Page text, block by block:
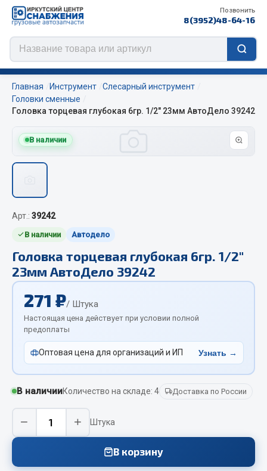
Позвонить
8(3952)48-64-16
Цепи противоскольжения
ЦЕПИ РОССИЯ
Изготовление цепей на колеса BOHU
Весь раздел
Отопители салона, подогреватели
Автономные воздушные отопители
Жидкостные подогреватели
Отопители салона
Подогреватели тосола
Весь раздел
Главная Инструмент
Слесарный инструмент
Головки сменные
Головка торцевая глубокая 6гр. 1/2" 23мм АвтоДело 39242
В наличии
Арт.: 39242
В наличии Автодело
Головка торцевая глубокая 6гр. 1/2"
23мм АвтоДело 39242
271 ₽/ Штука
Настоящая цена действует при условии полной
предоплаты
Оптовая цена для организаций и ИП Узнать →
В наличииКоличество на складе: 4 Доставка по России
− + Штука
В корзину